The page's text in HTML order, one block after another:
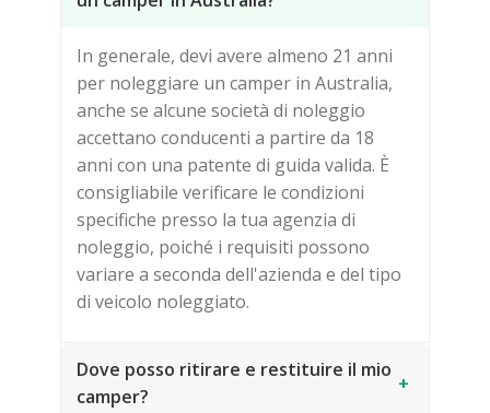
In generale, devi avere almeno 21 anni
per noleggiare un camper in Australia,
anche se alcune società di noleggio
accettano conducenti a partire da 18
anni con una patente di guida valida. È
consigliabile verificare le condizioni
specifiche presso la tua agenzia di
noleggio, poiché i requisiti possono
variare a seconda dell'azienda e del tipo
di veicolo noleggiato.
Dove posso ritirare e restituire il mio
camper?
+